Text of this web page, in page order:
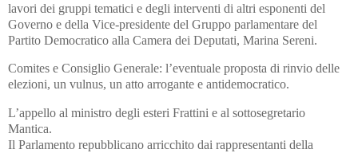
lavori dei gruppi tematici e degli interventi di altri esponenti del
Governo e della Vice-presidente del Gruppo parlamentare del
Partito Democratico alla Camera dei Deputati, Marina Sereni.
Comites e Consiglio Generale: l’eventuale proposta di rinvio delle
elezioni, un vulnus, un atto arrogante e antidemocratico.
L’appello al ministro degli esteri Frattini e al sottosegretario
Mantica.
Il Parlamento repubblicano arricchito dai rappresentanti della